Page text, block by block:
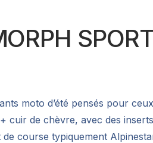
moto d’été pensés pour
de chèvre, avec des
course typiquement